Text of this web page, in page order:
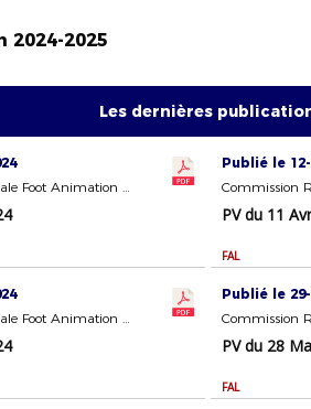
2024-2025
Les dernières
Commission Régionale Foot Animation Loisir (FAL)
Publié le 12-
PV du 11
FAL
Commission Régionale Foot Animation Loisir (FAL)
Publié le 29-
PV du 28
FAL